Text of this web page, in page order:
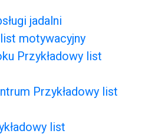
jadalni
motywacyjny
Przykładowy list
Przykładowy list
list